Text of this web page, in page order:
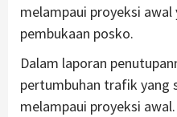
melampaui proyeksi
pembukaan posko.
Dalam laporan
pertumbuhan trafik yang
melampaui proyeksi